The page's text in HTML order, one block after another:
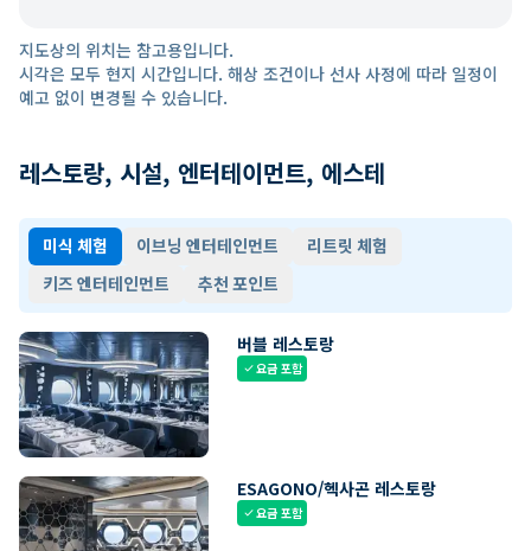
지도상의 위치는 참고용입니다.
시각은 모두 현지 시간입니다. 해상 조건이나 선사 사정에 따라 일정이
예고 없이 변경될 수 있습니다.
레스토랑, 시설, 엔터테이먼트, 에스테
미식 체험 이브닝 엔터테인먼트
리트릿 체험
키즈 엔터테인먼트
추천 포인트
버블 레스토랑
check요금 포함
ESAGONO/헥사곤 레스토랑
check요금 포함